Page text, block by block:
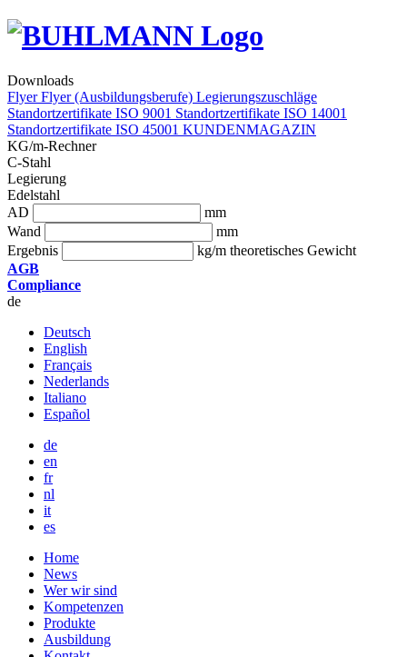
Downloads
FlyerFlyer (Ausbildungsberufe) Legierungszuschläge
Standortzertifikate ISO 9001 Standortzertifikate ISO 14001
Standortzertifikate ISO 45001 KUNDENMAGAZIN
KG/m-Rechner
C-Stahl
Legierung
Edelstahl
AD
mm
Wand
mm
Ergebnis
kg/m theoretisches Gewicht
AGB
Compliance
de
Deutsch
English
Français
Nederlands
Italiano
Español
de
en
fr
nl
it
es
Hauptnavigation
Home
News
Wer wir sind
Kompetenzen
Produkte
Ausbildung